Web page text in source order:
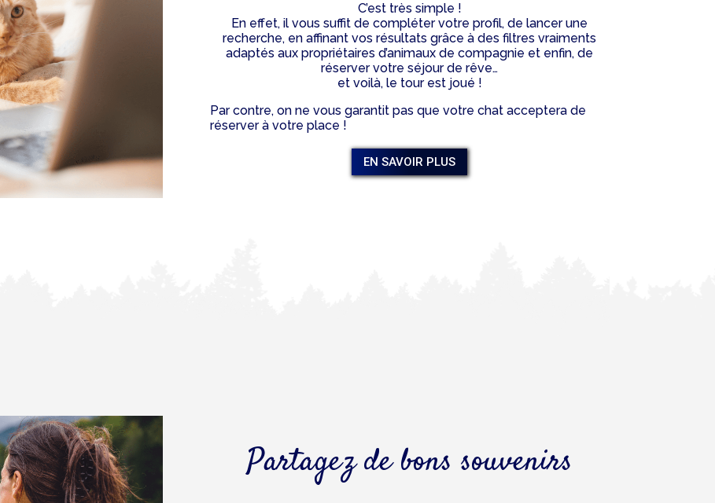
C’est très simple !
En effet, il vous suffit de compléter votre profil, de lancer une
recherche, en affinant vos résultats grâce à des filtres vraiments
adaptés aux propriétaires d’animaux de compagnie et enfin, de
réserver votre séjour de rêve…
et voilà, le tour est joué !
Par contre, on ne vous garantit pas que votre chat acceptera de
réserver à votre place !
EN SAVOIR PLUS
Partagez de bons souvenirs